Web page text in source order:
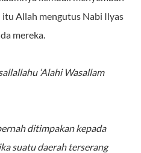
itu Allah mengutus Nabi Ilyas
mereka.
sallallahu ‘Alahi Wasallam
ditimpakan kepada
suatu daerah terserang